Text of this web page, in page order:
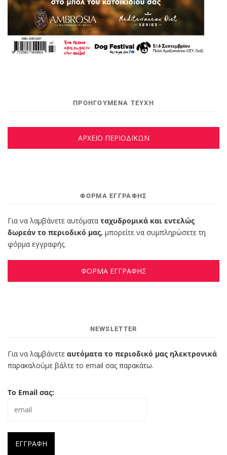
ΠΡΟΗΓΟΥΜΕΝΑ ΤΕΥΧΗ
ΑΡΧΕΙΟ ΠΕΡΙΟΔΙΚΩΝ
ΦΌΡΜΑ ΕΓΓΡΑΦΉΣ
Για να λαμβάνετε αυτόματα ταχυδρομικά και εντελώς
δωρεάν το περιοδικό μας, μπορείτε να συμπληρώσετε τη
φόρμα εγγραφής.
ΦΟΡΜΑ ΕΓΓΡΑΦΗΣ
NEWSLETTER
Για να λαμβάνετε αυτόματα το περιοδικό μας ηλεκτρονικά
παρακαλούμε βάλτε το email σας παρακάτω.
Το Email σας: